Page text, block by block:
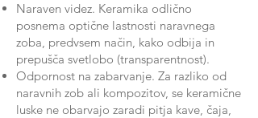
Naraven videz. Keramika odlično
posnema optične lastnosti naravnega
zoba, predvsem način, kako odbija in
prepušča svetlobo (transparentnost).
Odpornost na zabarvanje. Za razliko od
naravnih zob ali kompozitov, se keramične
luske ne obarvajo zaradi pitja kave, čaja,